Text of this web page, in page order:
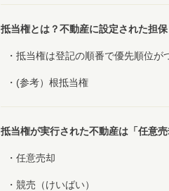
抵当権とは？不動産に設定された担保
抵当権は登記の順番で優先順位が
(参考）根抵当権
抵当権が実行された不動産は「任意
任意売却
競売（けいばい）